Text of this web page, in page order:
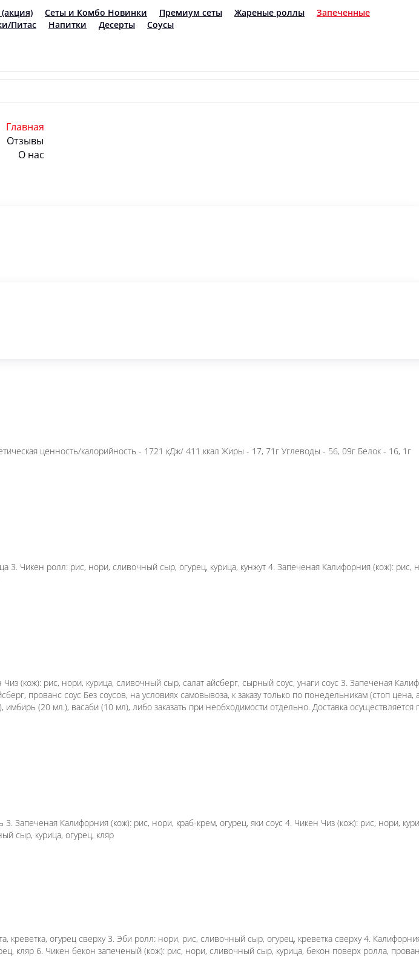
Главная
Отзывы
ореховый соус Энергетическая ценность/калорийность - 1721 кДж/ 411
может отличаться.
сыр, огурец, курица 3. Чикен ролл: рис, нори, сливочный сыр, огурец,
краб-крем 2. Чикен Чиз (кож): рис, нори, курица, сливочный сыр, салат
краб-крем, огурец, яки соус 4. Греческий запеченый: рис, нори, огурец,
по понедельникам (стоп цена, акции не действуют). К сету Вы можете
маки: рис, нори, лосось 3. Запеченая Калифорния (кож): рис, нори, краб-
айсберг, сырный соус, унаги соус 5. Жаренная курочка: рис, нори,